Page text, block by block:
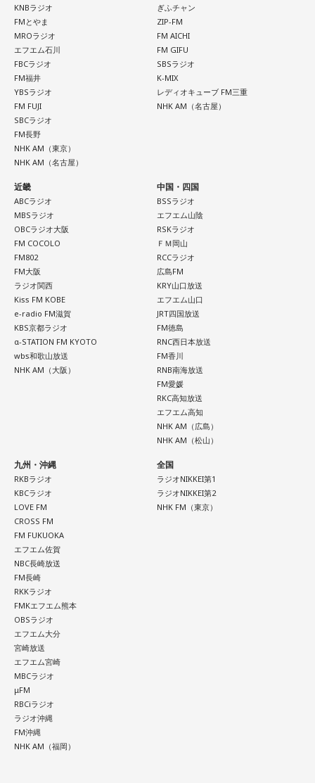
ればと思います」と締めくくりました。
また、イベント当日は文化放送1階のサテライトプラス広場に
て「イタコト展」も開催。「誰かの心のこりが、誰かの心の
こりを和らげる」をテーマに、さまざまな「心のこり」に触
れながら、自分自身の想いを見つめ直す機会を届けました。
なお、この模様は8月11日（火・祝）午前9時00分～10時00
分に、文化放送で特別番組として放送します。
【特別番組概要】
■番組名：『田村淳のNewsCLUB「自分自身と話そうの
日」』
■放送日時：2026年8月11日（火・祝）午前9時00分～10時
00分
■出演：田村淳、砂山圭大郎（文化放送アナウンサー）
■提供：全日本葬祭業協同組合連合会（全葬連）
KNBラジオ
FMとやま
MROラジオ
エフエム石川
FBCラジオ
FM福井
YBSラジオ
FM FUJI
SBCラジオ
FM長野
NHK AM（東京）
NHK AM（名古屋）
ぎふチャン
ZIP-FM
FM AICHI
FM GIFU
SBSラジオ
K-MIX
レディオキューブ FM三重
NHK AM（名古屋）
近畿
ABCラジオ
MBSラジオ
OBCラジオ大阪
FM COCOLO
FM802
FM大阪
ラジオ関西
Kiss FM KOBE
e-radio FM滋賀
KBS京都ラジオ
α-STATION FM KYOTO
wbs和歌山放送
NHK AM（大阪）
中国・四国
BSSラジオ
エフエム山陰
RSKラジオ
ＦＭ岡山
RCCラジオ
広島FM
KRY山口放送
エフエム山口
JRT四国放送
FM徳島
RNC西日本放送
FM香川
RNB南海放送
FM愛媛
RKC高知放送
エフエム高知
NHK AM（広島）
NHK AM（松山）
九州・沖縄
RKBラジオ
KBCラジオ
LOVE FM
CROSS FM
FM FUKUOKA
エフエム佐賀
NBC長崎放送
FM長崎
RKKラジオ
FMKエフエム熊本
OBSラジオ
エフエム大分
宮崎放送
エフエム宮崎
MBCラジオ
μFM
RBCiラジオ
ラジオ沖縄
FM沖縄
NHK AM（福岡）
全国
ラジオNIKKEI第1
ラジオNIKKEI第2
NHK FM（東京）